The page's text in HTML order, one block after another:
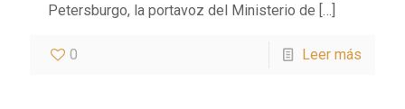
Petersburgo, la portavoz del Ministerio de […]
0 Leer más